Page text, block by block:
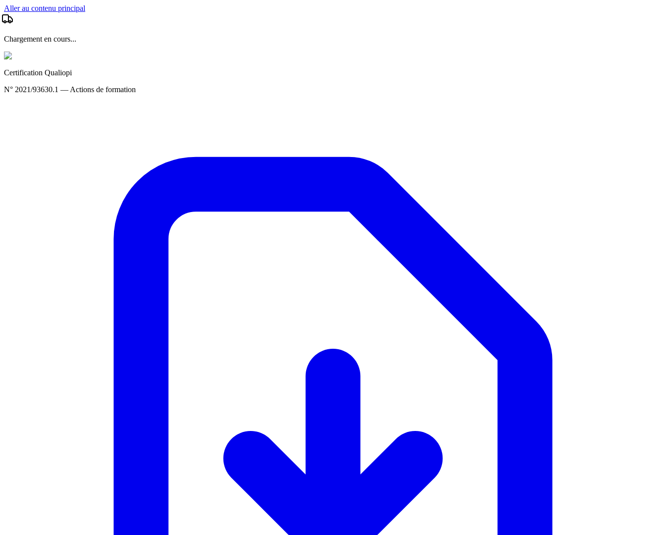
Aller au contenu principal
Chargement en cours...
Certification Qualiopi
N° 2021/93630.1 — Actions de formation